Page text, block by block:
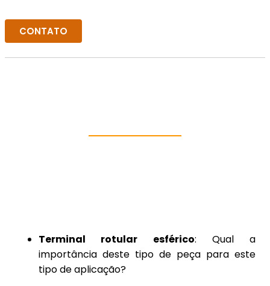
CONTATO
Terminal rotular esférico: Qual a
importância deste tipo de peça para este
tipo de aplicação?